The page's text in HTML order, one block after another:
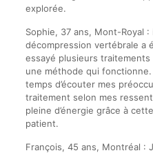
explorée.
Sophie, 37 ans, Mont-Royal
décompression vertébrale a
essayé plusieurs traitements
une méthode qui
temps d’écouter mes
traitement selon mes
pleine d’énergie grâce à
patient.
François, 45 ans, Montréal :